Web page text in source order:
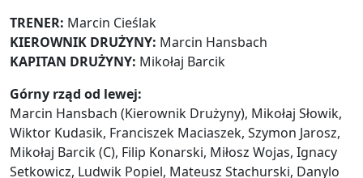
TRENER: Marcin Cieślak
KIEROWNIK DRUŻYNY: Marcin Hansbach
KAPITAN DRUŻYNY: Mikołaj Barcik
Górny rząd od lewej:
Marcin Hansbach (Kierownik Drużyny), Mikołaj Słowik,
Wiktor Kudasik, Franciszek Maciaszek, Szymon Jarosz,
Mikołaj Barcik (C), Filip Konarski, Miłosz Wojas, Ignacy
Setkowicz, Ludwik Popiel, Mateusz Stachurski, Danylo